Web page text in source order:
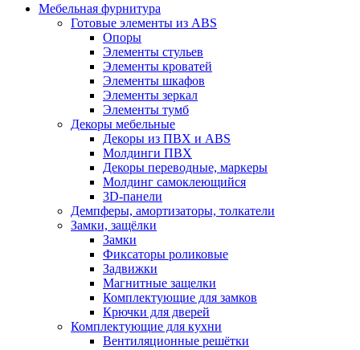
Мебельная фурнитура
Готовые элементы из ABS
Опоры
Элементы стульев
Элементы кроватей
Элементы шкафов
Элементы зеркал
Элементы тумб
Декоры мебельные
Декоры из ПВХ и ABS
Молдинги ПВХ
Декоры переводные, маркеры
Молдинг самоклеющийся
3D-панели
Демпферы, амортизаторы, толкатели
Замки, защёлки
Замки
Фиксаторы роликовые
Задвижки
Магнитные защелки
Комплектующие для замков
Крючки для дверей
Комплектующие для кухни
Вентиляционные решётки